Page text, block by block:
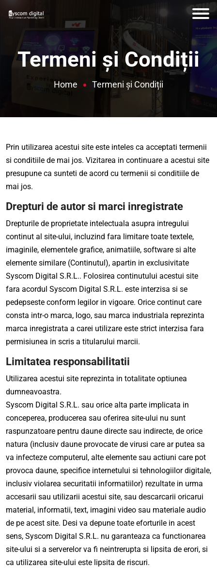
Termeni și Condiții
Home Termeni și Condiții
Prin utilizarea acestui site este inteles ca acceptati termenii
si conditiile de mai jos. Vizitarea in continuare a acestui site
presupune ca sunteti de acord cu termenii si conditiile de
mai jos.
Drepturi de autor si marci inregistrate
Drepturile de proprietate intelectuala asupra intregului
continut al site-ului, incluzind fara limitare toate textele,
imaginile, elementele grafice, animatiile, software si alte
elemente similare (Continutul), apartin in exclusivitate
Syscom Digital S.R.L.. Folosirea continutului acestui site
fara acordul Syscom Digital S.R.L. este interzisa si se
pedepseste conform legilor in vigoare. Orice continut care
consta intr-o marca, logo, sau marca industriala reprezinta
marca inregistrata a carei utilizare este strict interzisa fara
permisiunea in scris a titularului marcii.
Limitatea responsabilitatii
Utilizarea acestui site reprezinta in totalitate optiunea
dumneavoastra.
Syscom Digital S.R.L. sau orice alta parte implicata in
conceperea, producerea sau oferirea site-ului nu sunt
raspunzatoare pentru daune directe sau indirecte, de orice
natura (inclusiv daune provocate de virusi care ar putea sa
va infecteze computerul, alte elemente sau actiuni care pot
provoca daune, specifice internetului si tehnologiilor digitale,
inclusiv violarea securitatii informatiilor) rezultate in urma
accesarii sau utilizarii acestui site, sau descarcarii oricarui
material, informatii, text, imagini video sau materiale audio
de pe acest site. Desi va depune toate eforturile in acest
sens, Syscom Digital S.R.L. nu garanteaza ca functionarea
site-ului si a serverelor va fi neintrerupta si lipsita de erori, si
ca utilizarea site-ului este lipsita de riscuri.